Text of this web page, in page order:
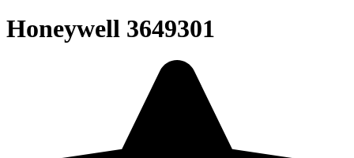
Honeywell 3649301